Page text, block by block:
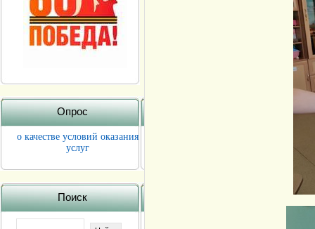
Опрос
о качестве условий оказания
услуг
Поиск